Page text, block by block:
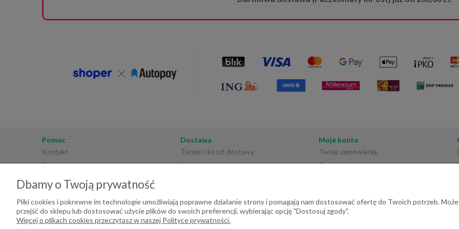
Pomoc
Kontakt
Zwroty i reklamacje
Regulamin sklepu
Polityka prywatności
Dostawa
Termin i koszt dostawy
Kod rabatowy
Moje konto
Twoje zamówienia
Przechowalnia
Dbamy o Twoją prywatność
Pliki cookies i pokrewne im technologie umożliwiają poprawne działanie strony i pomagają nam dostosować ofertę do Twoich potrzeb.
przejść do sklepu lub dostosować użycie plików do swoich preferencji, wybierając opcję "Dostosuj zgody".
Więcej o plikach cookies przeczytasz w naszej Polityce prywatności.